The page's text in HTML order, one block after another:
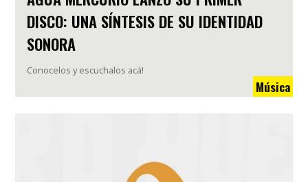
DISCO: UNA SÍNTESIS DE SU IDENTIDAD
SONORA
Conocelos y escuchalos acá!
Música